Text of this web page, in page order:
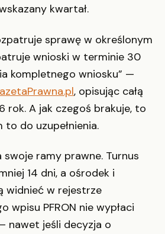
kwartał.
sprawę w określonym
wnioski w terminie 30
kompletnego wniosku” —
, opisując całą
rok. A jak czegoś brakuje, to
to do uzupełnienia.
ramy prawne. Turnus
14 dni, a ośrodek i
widnieć w rejestrze
wpisu PFRON nie wypłaci
nawet jeśli decyzja o